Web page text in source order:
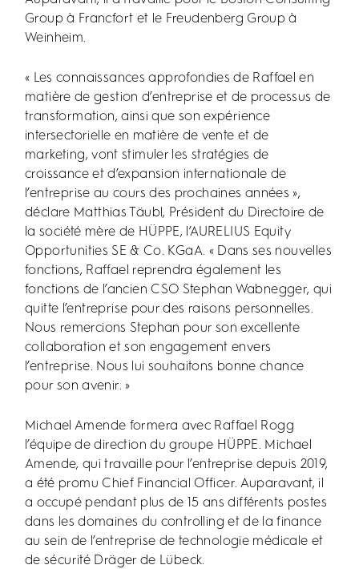
Group à Francfort et le Freudenberg Group à
Weinheim.
« Les connaissances approfondies de Raffael en
matière de gestion d’entreprise et de processus de
transformation, ainsi que son expérience
intersectorielle en matière de vente et de
marketing, vont stimuler les stratégies de
croissance et d’expansion internationale de
l’entreprise au cours des prochaines années »,
déclare Matthias Täubl, Président du Directoire de
la société mère de HÜPPE, l’AURELIUS Equity
Opportunities SE & Co. KGaA. « Dans ses nouvelles
fonctions, Raffael reprendra également les
fonctions de l’ancien CSO Stephan Wabnegger, qui
quitte l’entreprise pour des raisons personnelles.
Nous remercions Stephan pour son excellente
collaboration et son engagement envers
l’entreprise. Nous lui souhaitons bonne chance
pour son avenir. »
Michael Amende formera avec Raffael Rogg
l’équipe de direction du groupe HÜPPE. Michael
Amende, qui travaille pour l’entreprise depuis 2019,
a été promu Chief Financial Officer. Auparavant, il
a occupé pendant plus de 15 ans différents postes
dans les domaines du controlling et de la finance
au sein de l’entreprise de technologie médicale et
de sécurité Dräger de Lübeck.